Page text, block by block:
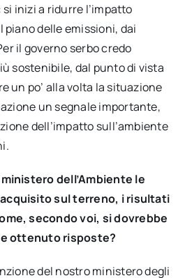
inizi a ridurre l’impatto
delle emissioni, dai
il governo serbo credo
sostenibile, dal punto di vista
un po’ alla volta la situazione
un segnale importante,
dell’impatto sull’ambiente
dell’Ambiente le
sul terreno, i risultati
secondo voi, si dovrebbe
ottenuto risposte?
del nostro ministero degli